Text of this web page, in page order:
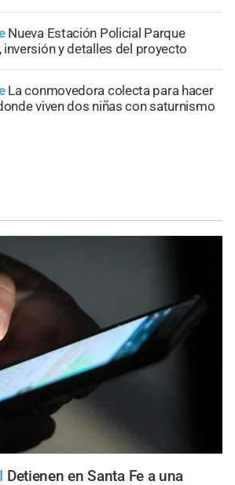
Nueva Estación Policial Parque
inversión y detalles del proyecto
La conmovedora colecta para hacer
viven dos niñas con saturnismo
Detienen en Santa Fe a una